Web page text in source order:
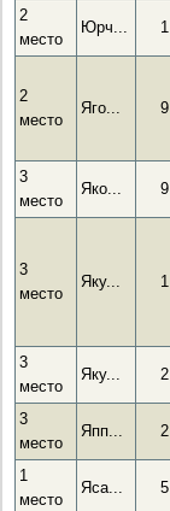
2
место
Юрч... 1
2
место
Яго... 9
3
место
Яко... 9
3
место
Яку... 1
3
место
Яку... 2
3
место
Япп... 2
1
место
Яса... 5